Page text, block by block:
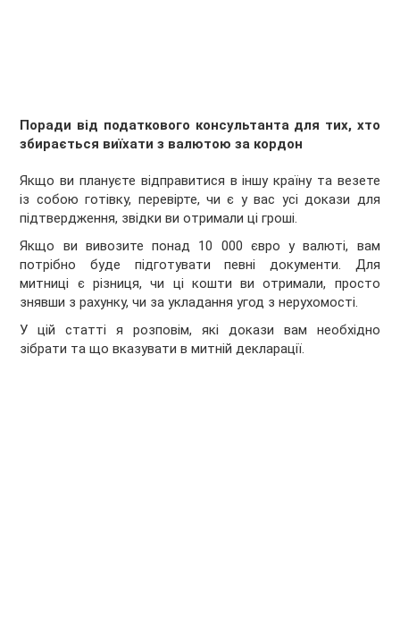
Поради від податкового консультанта для тих, хто
збирається виїхати з валютою за кордон
Якщо ви плануєте відправитися в іншу країну та везете
із собою готівку, перевірте, чи є у вас усі докази для
підтвердження, звідки ви отримали ці гроші.
Якщо ви вивозите понад 10 000 євро у валюті, вам
потрібно буде підготувати певні документи. Для
митниці є різниця, чи ці кошти ви отримали, просто
знявши з рахунку, чи за укладання угод з нерухомості.
У цій статті я розповім, які докази вам необхідно
зібрати та що вказувати в митній декларації.